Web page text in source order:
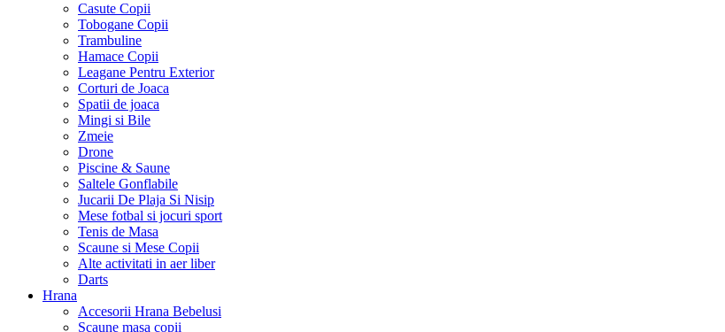
Casute Copii
Tobogane Copii
Trambuline
Hamace Copii
Leagane Pentru Exterior
Corturi de Joaca
Spatii de joaca
Mingi si Bile
Zmeie
Drone
Piscine & Saune
Saltele Gonflabile
Jucarii De Plaja Si Nisip
Mese fotbal si jocuri sport
Tenis de Masa
Scaune si Mese Copii
Alte activitati in aer liber
Darts
Hrana
Accesorii Hrana Bebelusi
Scaune masa copii